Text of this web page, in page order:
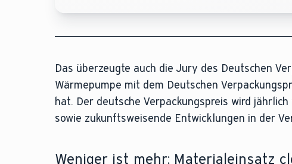
Das überzeugte auch die Jury des Deutschen
Wärmepumpe mit dem Deutschen
hat. Der deutsche Verpackungspreis wird
sowie zukunftsweisende Entwicklungen in der
Weniger ist mehr: Materialeinsatz